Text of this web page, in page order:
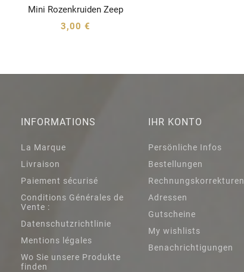
Mini Rozenkruiden Zeep

3,00 €
INFORMATIONS
La Marque
Livraison
Paiement sécurisé
Conditions Générales de
Vente :
Datenschutzrichtlinie
Mentions légales
Wo Sie unsere Produkte
finden
IHR KONTO
Persönliche Infos
Bestellungen
Rechnungskorrekturen
Adressen
Gutscheine
My wishlists
Benachrichtigungen